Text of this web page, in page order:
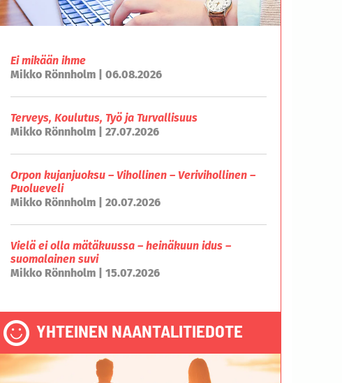
Ei mikään ihme
Mikko Rönnholm | 06.08.2026
Terveys, Koulutus, Työ ja Turvallisuus
Mikko Rönnholm | 27.07.2026
Orpon kujanjuoksu – Vihollinen – Verivihollinen –
Puolueveli
Mikko Rönnholm | 20.07.2026
Vielä ei olla mätäkuussa – heinäkuun idus –
suomalainen suvi
Mikko Rönnholm | 15.07.2026
YHTEINEN NAANTALITIEDOTE